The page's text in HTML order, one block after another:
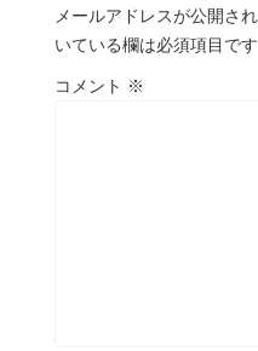
メールアドレスが公開さ
いている欄は必須項目です
コメント ※